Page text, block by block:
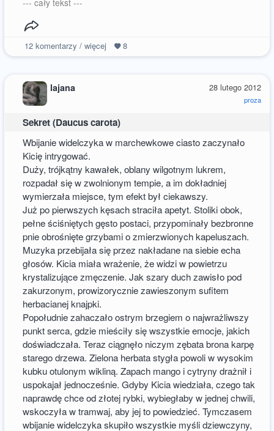
--- cały tekst ---
12komentarzy / więcej 8
28 lutego 2012
proza
lajana
Sekret (Daucus carota)
Wbijanie widelczyka w marchewkowe ciasto zaczynało
Kicię intrygować.
Duży, trójkątny kawałek, oblany wilgotnym lukrem,
rozpadał się w zwolnionym tempie, a im dokładniej
wymierzała miejsce, tym efekt był ciekawszy.
Już po pierwszych kęsach straciła apetyt. Stoliki obok,
pełne ściśniętych gęsto postaci, przypominały bezbronne
pnie obrośnięte grzybami o zmierzwionych kapeluszach.
Muzyka przebijała się przez nakładane na siebie echa
głosów. Kicia miała wrażenie, że widzi w powietrzu
krystalizujące zmęczenie. Jak szary duch zawisło pod
zakurzonym, prowizorycznie zawieszonym sufitem
herbacianej knajpki.
Popołudnie zahaczało ostrym brzegiem o najwrażliwszy
punkt serca, gdzie mieściły się wszystkie emocje, jakich
doświadczała. Teraz ciągnęło niczym zębata brona karpę
starego drzewa. Zielona herbata stygła powoli w wysokim
kubku otulonym wikliną. Zapach mango i cytryny drażnił i
uspokajał jednocześnie. Gdyby Kicia wiedziała, czego tak
naprawdę chce od złotej rybki, wybiegłaby w jednej chwili,
wskoczyła w tramwaj, aby jej to powiedzieć. Tymczasem
wbijanie widelczyka skupiło wszystkie myśli dziewczyny,